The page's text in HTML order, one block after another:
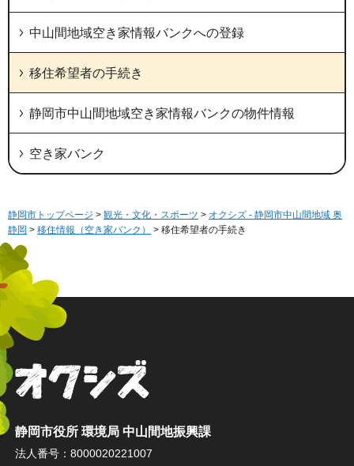
中山間地域空き家情報バンクへの登録
移住希望者の手続き
静岡市中山間地域空き家情報バンクの物件情報
空き家バンク
静岡市トップページ > 観光・文化・スポーツ > オクシズ - 静岡市中山間地域 奥
静岡 > 移住情報（空き家バンク） > 移住希望者の手続き
静岡市役所 環境局 中山間地振興課
法人番号：8000020221007